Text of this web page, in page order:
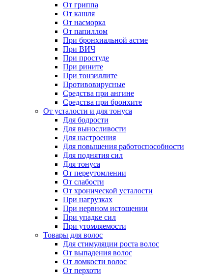
От гриппа
От кашля
От насморка
От папиллом
При бронхиальной астме
При ВИЧ
При простуде
При рините
При тонзиллите
Противовирусные
Средства при ангине
Средства при бронхите
От усталости и для тонуса
Для бодрости
Для выносливости
Для настроения
Для повышения работоспособности
Для поднятия сил
Для тонуса
От переутомлении
От слабости
От хронической усталости
При нагрузках
При нервном истощении
При упадке сил
При утомляемости
Товары для волос
Для стимуляции роста волос
От выпадения волос
От ломкости волос
От перхоти